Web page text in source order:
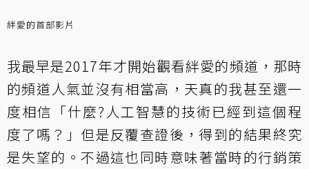
絆愛的首部影片
我最早是2017年才開始觀看絆愛的頻道，那時
的頻道人氣並沒有相當高，天真的我甚至還一
度相信「什麼?人工智慧的技術已經到這個程
度了嗎？」但是反覆查證後，得到的結果終究
是失望的。不過這也同時意味著當時的行銷策